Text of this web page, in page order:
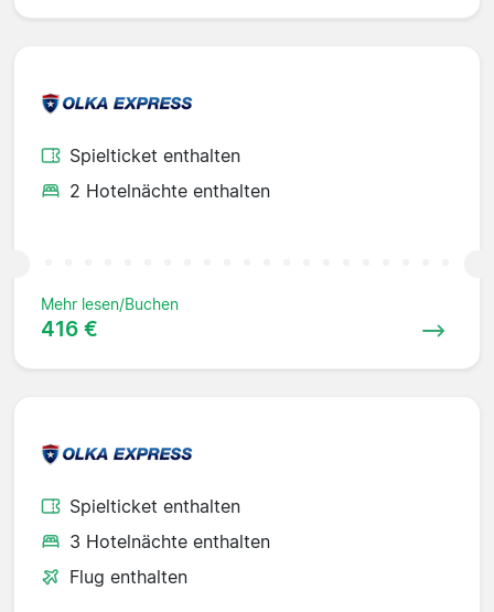
Spielticket enthalten
2 Hotelnächte enthalten
Mehr lesen/Buchen
416 €
Spielticket enthalten
3 Hotelnächte enthalten
Flug enthalten